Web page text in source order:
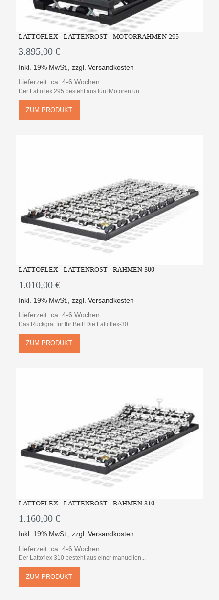
LATTOFLEX | LATTENROST | MOTORRAHMEN 295
3.895,00 €
Inkl. 19% MwSt. ,zzgl.Versandkosten
Lieferzeit: ca. 4-6 Wochen
Der Lattoflex 295 besteht aus fünf Motoren un...
ZUM PRODUKT
LATTOFLEX | LATTENROST | RAHMEN 300
1.010,00 €
Inkl. 19% MwSt.,zzgl.Versandkosten
Lieferzeit: ca. 4-6 Wochen
Das Rückgrat für Ihr Bett! Die Lattoflex-30...
ZUM PRODUKT
LATTOFLEX | LATTENROST | RAHMEN 310
1.160,00 €
Inkl. 19% MwSt.,zzgl.Versandkosten
Lieferzeit: ca. 4-6 Wochen
Der Lattoflex 310 besteht aus einer manuellen...
ZUM PRODUKT